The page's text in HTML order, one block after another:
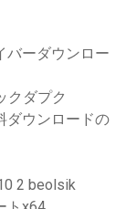
バーダウンロー
クダプク
ダウンロードの
2 beolsik